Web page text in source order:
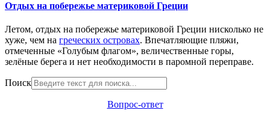
Отдых на побережье материковой Греции
Летом, отдых на побережье материковой Греции нисколько не
хуже, чем на греческих островах. Впечатляющие пляжи,
отмеченные «Голубым флагом», величественные горы,
зелёные берега и нет необходимости в паромной переправе.
Поиск
Вопрос-ответ